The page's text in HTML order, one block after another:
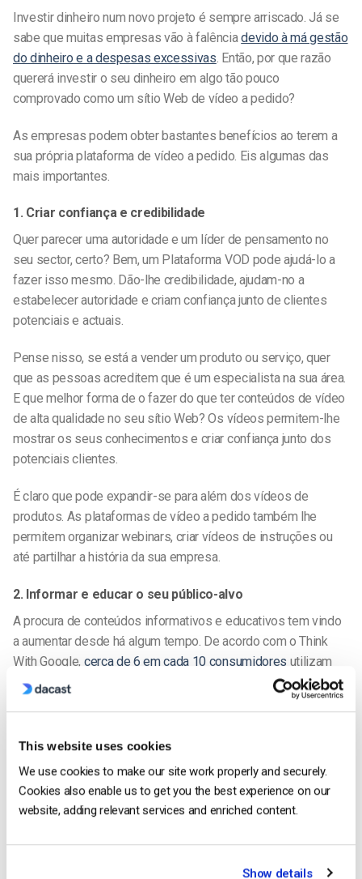
This website uses cookies
We use cookies to make our site work properly and securely.
Cookies also enable us to get you the best experience on our
website, adding relevant services and enriched content.
Show details
Investir dinheiro num novo projeto é sempre arriscado. Já se
sabe que muitas empresas vão à falênciadevido à má gestão
do dinheiro e a despesas excessivas . Então, por que razão
quererá investir o seu dinheiro em algo tão pouco
comprovado como um sítio Web de vídeo a pedido?
As empresas podem obter bastantes benefícios ao terem a
sua própriaplataforma de vídeo a pedido . Eis algumas das
mais importantes.
1. Criar confiança e credibilidade
Quer parecer uma autoridade e um líder de pensamento no
seu sector, certo? Bem, um Plataforma VOD pode ajudá-lo a
fazer isso mesmo. Dão-lhe credibilidade, ajudam-no a
estabelecer autoridade e criam confiança junto de clientes
potenciais e actuais.
Pense nisso, se está a vender um produto ou serviço, quer
que as pessoas acreditem que é um especialista na sua área.
E que melhor forma de o fazer do que ter conteúdos de vídeo
de alta qualidade no seu sítio Web? Os vídeos permitem-lhe
mostrar os seus conhecimentos e criar confiança junto dos
potenciais clientes.
É claro que pode expandir-se para além dos vídeos de
produtos. As plataformas de vídeo a pedido também lhe
permitem organizar webinars, criar vídeos de instruções ou
até partilhar a história da sua empresa.
2. Informar e educar o seu público-alvo
A procura de conteúdos informativos e educativos tem vindo
a aumentar desde há algum tempo. De acordo com o Think
With Google, cerca de 6 em cada 10 consumidores utilizam
atualmente o vídeo digital para adquirir novas competências e
Assim, suponhamos que tem uma empresa que vende
formação. Nesse caso, é necessário utilizar o vídeo para
informar e educar o seu público-alvo. É aí que umplataforma
VOD vem a calhar.